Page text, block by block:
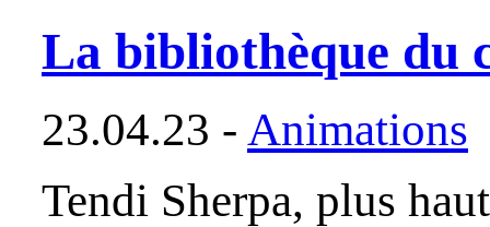
La bibliothèque du
23.04.23 - Animations
Tendi Sherpa, plus